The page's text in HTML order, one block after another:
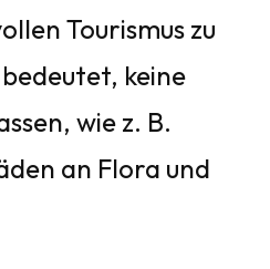
Tourismus zu
keine
wie z. B.
an Flora und